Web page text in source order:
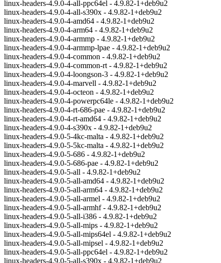
linux-headers-4.9.0-4-all-ppc64el - 4.9.82-1+deb9u2
linux-headers-4.9.0-4-all-s390x - 4.9.82-1+deb9u2
linux-headers-4.9.0-4-amd64 - 4.9.82-1+deb9u2
linux-headers-4.9.0-4-arm64 - 4.9.82-1+deb9u2
linux-headers-4.9.0-4-armmp - 4.9.82-1+deb9u2
linux-headers-4.9.0-4-armmp-lpae - 4.9.82-1+deb9u2
linux-headers-4.9.0-4-common - 4.9.82-1+deb9u2
linux-headers-4.9.0-4-common-rt - 4.9.82-1+deb9u2
linux-headers-4.9.0-4-loongson-3 - 4.9.82-1+deb9u2
linux-headers-4.9.0-4-marvell - 4.9.82-1+deb9u2
linux-headers-4.9.0-4-octeon - 4.9.82-1+deb9u2
linux-headers-4.9.0-4-powerpc64le - 4.9.82-1+deb9u2
linux-headers-4.9.0-4-rt-686-pae - 4.9.82-1+deb9u2
linux-headers-4.9.0-4-rt-amd64 - 4.9.82-1+deb9u2
linux-headers-4.9.0-4-s390x - 4.9.82-1+deb9u2
linux-headers-4.9.0-5-4kc-malta - 4.9.82-1+deb9u2
linux-headers-4.9.0-5-5kc-malta - 4.9.82-1+deb9u2
linux-headers-4.9.0-5-686 - 4.9.82-1+deb9u2
linux-headers-4.9.0-5-686-pae - 4.9.82-1+deb9u2
linux-headers-4.9.0-5-all - 4.9.82-1+deb9u2
linux-headers-4.9.0-5-all-amd64 - 4.9.82-1+deb9u2
linux-headers-4.9.0-5-all-arm64 - 4.9.82-1+deb9u2
linux-headers-4.9.0-5-all-armel - 4.9.82-1+deb9u2
linux-headers-4.9.0-5-all-armhf - 4.9.82-1+deb9u2
linux-headers-4.9.0-5-all-i386 - 4.9.82-1+deb9u2
linux-headers-4.9.0-5-all-mips - 4.9.82-1+deb9u2
linux-headers-4.9.0-5-all-mips64el - 4.9.82-1+deb9u2
linux-headers-4.9.0-5-all-mipsel - 4.9.82-1+deb9u2
linux-headers-4.9.0-5-all-ppc64el - 4.9.82-1+deb9u2
linux-headers-4.9.0-5-all-s390x - 4.9.82-1+deb9u2